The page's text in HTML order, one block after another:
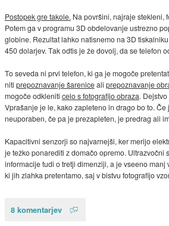
Postopek gre takole. Na površini, najraje stekleni,
Potem ga v programu 3D obdelovanje ustrezno
globine. Rezultat lahko natisnemo na 3D
450 dolarjev. Tak odtis je že dovolj, da se telefon
To seveda ni prvi telefon, ki ga je mogoče
niti prepoznavanje šareniceali prepoznavanje
mogoče odkleniti celo s fotografijo obraza.
Vprašanje je le, kako zapleteno in drago bo to.
neuporaben, če pa je prezapleten, je predrag ali
Kapacitivni senzorji so najvarnejši, ker merijo
je težko ponarediti z domačo opremo. Ultrazvočni
informacije tudi o tretji dimenziji, a je vseeno
ki jih zlahka pretentamo, saj v bistvu fotografijo
8 komentarjev